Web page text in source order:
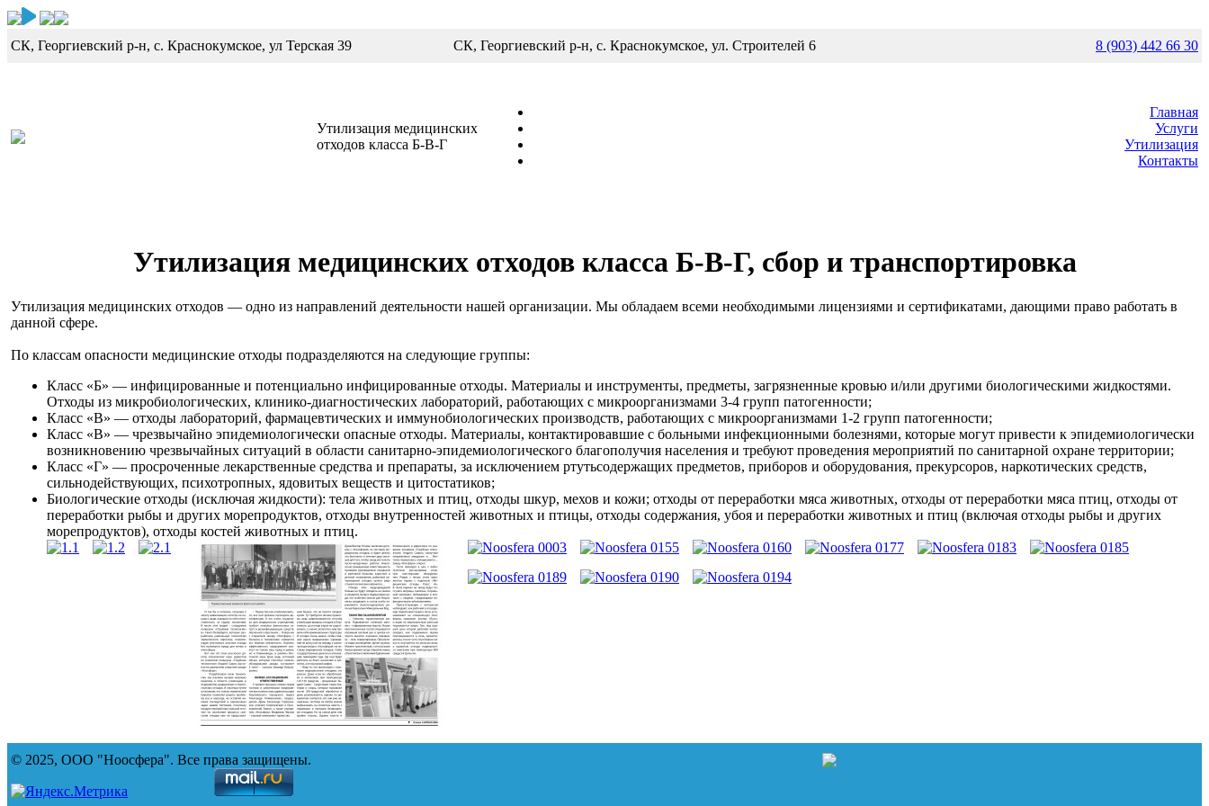
СК, Георгиевский р-н, с. Краснокумское, ул Терская 39 СК, Георгиевский р-н, с. Краснокумское, ул. Строителей 6 8 (903) 442 66 30
Утилизация медицинских
отходов класса Б-В-Г
Главная
Услуги
Утилизация
Контакты
Утилизация медицинских отходов класса Б-В-Г, сбор и транспортировка
Утилизация медицинских отходов — одно из направлений деятельности нашей организации. Мы обладаем всеми необходимыми лицензиями и сертификатами, дающими право работать в
данной сфере.
По классам опасности медицинские отходы подразделяются на следующие группы:
Класс «Б» — инфицированные и потенциально инфицированные отходы. Материалы и инструменты, предметы, загрязненные кровью и/или другими биологическими жидкостями.
Отходы из микробиологических, клинико-диагностических лабораторий, работающих с микроорганизмами 3-4 групп патогенности;
Класс «В» — отходы лабораторий, фармацевтических и иммунобиологических производств, работающих с микроорганизмами 1-2 групп патогенности;
Класс «В» — чрезвычайно эпидемиологически опасные отходы. Материалы, контактировавшие с больными инфекционными болезнями, которые могут привести к эпидемиологически
возникновению чрезвычайных ситуаций в области санитарно-эпидемиологического благополучия населения и требуют проведения мероприятий по санитарной охране территории;
Класс «Г» — просроченные лекарственные средства и препараты, за исключением ртутьсодержащих предметов, приборов и оборудования, прекурсоров, наркотических средств,
сильнодействующих, психотропных, ядовитых веществ и цитостатиков;
Биологические отходы (исключая жидкости): тела животных и птиц, отходы шкур, мехов и кожи; отходы от переработки мяса животных, отходы от переработки мяса птиц, отходы от
переработки рыбы и других морепродуктов, отходы внутренностей животных и птицы, отходы содержания, убоя и переработки животных и птиц (включая отходы рыбы и других
морепродуктов), отходы костей животных и птиц.
© 2025, ООО "Ноосфера". Все права защищены.